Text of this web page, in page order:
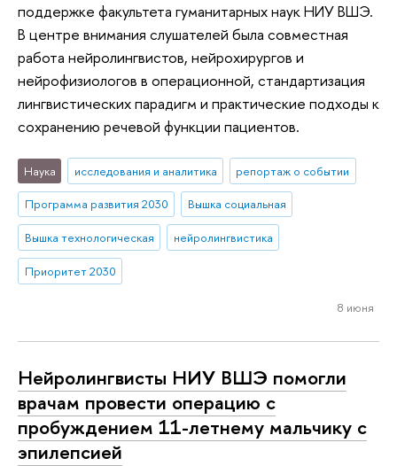
поддержке факультета гуманитарных наук НИУ ВШЭ.
В центре внимания слушателей была совместная
работа нейролингвистов, нейрохирургов и
нейрофизиологов в операционной, стандартизация
лингвистических парадигм и практические подходы к
сохранению речевой функции пациентов.
Наука исследования и аналитика репортаж о событии
Программа развития 2030 Вышка социальная
Вышка технологическая нейролингвистика
Приоритет 2030
8 июня
Нейролингвисты НИУ ВШЭ помогли
врачам провести операцию с
пробуждением 11-летнему мальчику с
эпилепсией